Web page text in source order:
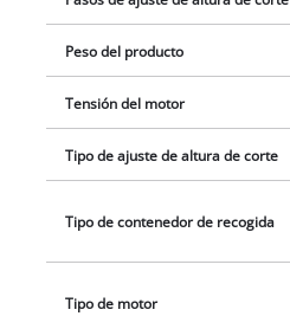
Peso del producto
Tensión del motor
Tipo de ajuste de altura de corte
Tipo de contenedor de recogida
Tipo de motor